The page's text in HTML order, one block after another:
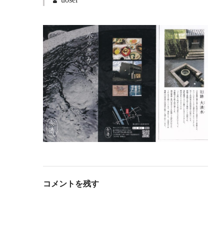
コメントを残す